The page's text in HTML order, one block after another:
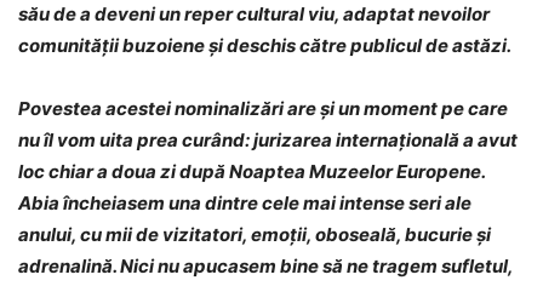
său de a deveni un reper cultural viu, adaptat nevoilor
comunității buzoiene și deschis către publicul de astăzi.
Povestea acestei nominalizări are și un moment pe care
nu îl vom uita prea curând: jurizarea internațională a avut
loc chiar a doua zi după Noaptea Muzeelor Europene.
Abia încheiasem una dintre cele mai intense seri ale
anului, cu mii de vizitatori, emoții, oboseală, bucurie și
adrenalină. Nici nu apucasem bine să ne tragem sufletul,